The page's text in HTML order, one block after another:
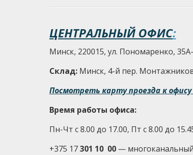
ЦЕНТРАЛЬНЫЙ ОФИС:
Минск, 220015, ул. Пономаренко,
Склад: Минск, 4-й пер. Монтажников
Посмотреть карту проезда к офису
Время работы офиса:
Пн-Чт с 8.00 до 17.00, Пт с 8.00 до
+375 17301 10 00 —